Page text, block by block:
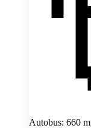
Autobus: 660 m